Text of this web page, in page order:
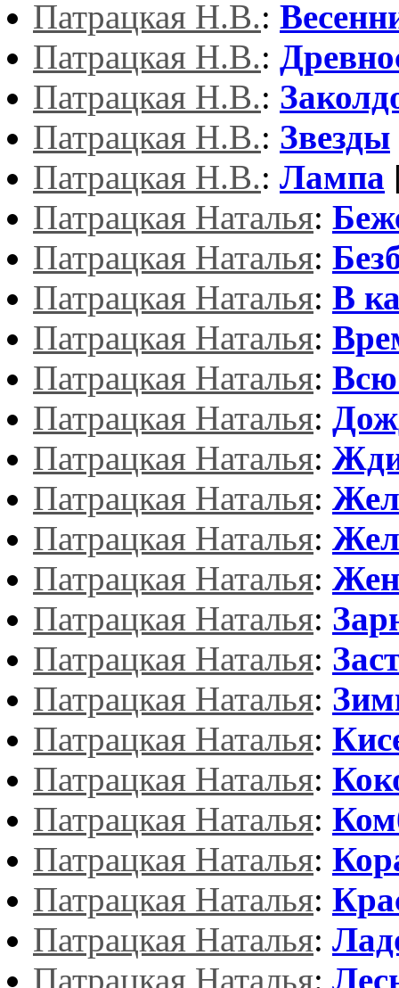
Патрацкая Н.В.:
Патрацкая Н.В.:
Патрацкая Н.В.:
Патрацкая Н.В.: Звезды
Патрацкая Н.В.: Лампа
Патрацкая Наталья:
Патрацкая Наталья:
Патрацкая Наталья: В
Патрацкая Наталья:
Патрацкая Наталья:
Патрацкая Наталья:
Патрацкая Наталья:
Патрацкая Наталья:
Патрацкая Наталья:
Патрацкая Наталья:
Патрацкая Наталья:
Патрацкая Наталья:
Патрацкая Наталья:
Патрацкая Наталья:
Патрацкая Наталья:
Патрацкая Наталья:
Патрацкая Наталья:
Патрацкая Наталья:
Патрацкая Наталья:
Патрацкая Наталья: